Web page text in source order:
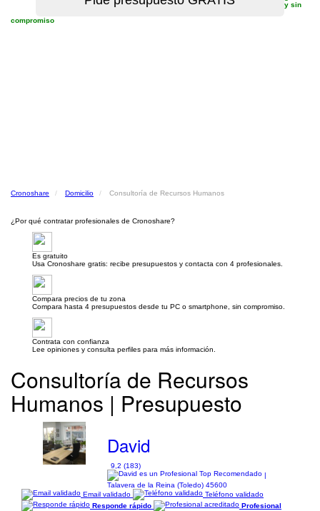
y sin
compromiso
Cronoshare Domicilio Consultoría de Recursos Humanos
¿Por qué contratar profesionales de Cronoshare?
Es gratuito
Usa Cronoshare gratis: recibe presupuestos y contacta con 4 profesionales.
Compara precios de tu zona
Compara hasta 4 presupuestos desde tu PC o smartphone, sin compromiso.
Contrata con confianza
Lee opiniones y consulta perfiles para más información.
Consultoría de Recursos
Humanos | Presupuesto
David
9,2 (183)
|
Talavera de la Reina (Toledo) 45600
Email validado
Teléfono validado
Responde rápido
Profesional